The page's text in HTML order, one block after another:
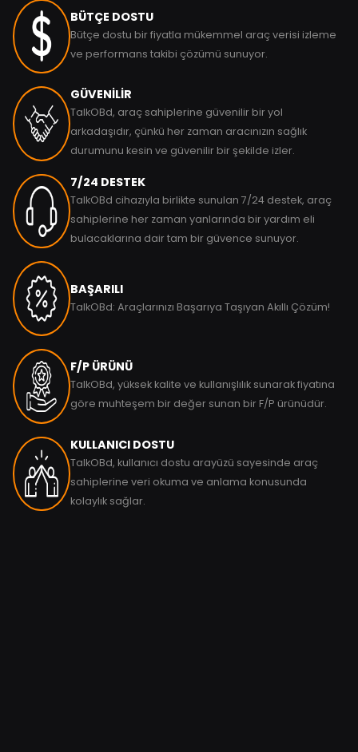
BÜTÇE DOSTU
Bütçe dostu bir fiyatla mükemmel araç verisi izleme
ve performans takibi çözümü sunuyor.
GÜVENİLİR
TalkOBd, araç sahiplerine güvenilir bir yol
arkadaşıdır, çünkü her zaman aracınızın sağlık
durumunu kesin ve güvenilir bir şekilde izler.
7/24 DESTEK
TalkOBd cihazıyla birlikte sunulan 7/24 destek, araç
sahiplerine her zaman yanlarında bir yardım eli
bulacaklarına dair tam bir güvence sunuyor.
BAŞARILI
TalkOBd: Araçlarınızı Başarıya Taşıyan Akıllı Çözüm!
F/P ÜRÜNÜ
TalkOBd, yüksek kalite ve kullanışlılık sunarak fiyatına
göre muhteşem bir değer sunan bir F/P ürünüdür.
KULLANICI DOSTU
TalkOBd, kullanıcı dostu arayüzü sayesinde araç
sahiplerine veri okuma ve anlama konusunda
kolaylık sağlar.